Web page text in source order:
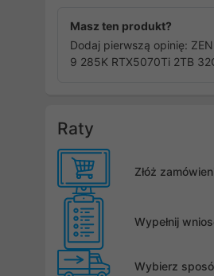
Masz ten produkt?
Dodaj pierwszą opinię:
9 285K RTX5070Ti 2TB
Raty
Złóż
Wypełnij
Wybierz